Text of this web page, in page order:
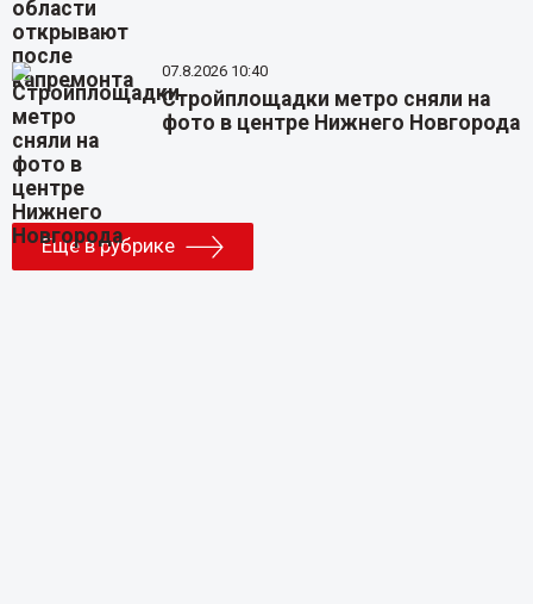
07.8.2026 10:40
Стройплощадки метро сняли на
фото в центре Нижнего Новгорода
Еще в рубрике